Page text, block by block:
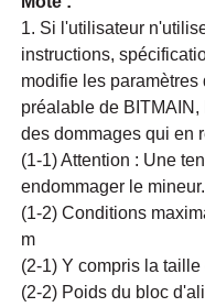
1. Si l'utilisateur
instructions,
modifie les
préalable de
des dommages qui en
(1-1) Attention : Une
endommager le mineur.
(1-2) Conditions
m
(2-1) Y compris la
(2-2) Poids du bloc